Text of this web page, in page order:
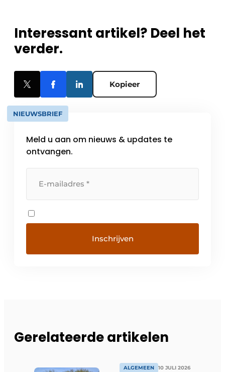
Interessant artikel? Deel het
verder.
Kopieer
NIEUWSBRIEF
Meld u aan om nieuws & updates te
ontvangen.
Gerelateerde artikelen
ALGEMEEN 10 JULI 2026